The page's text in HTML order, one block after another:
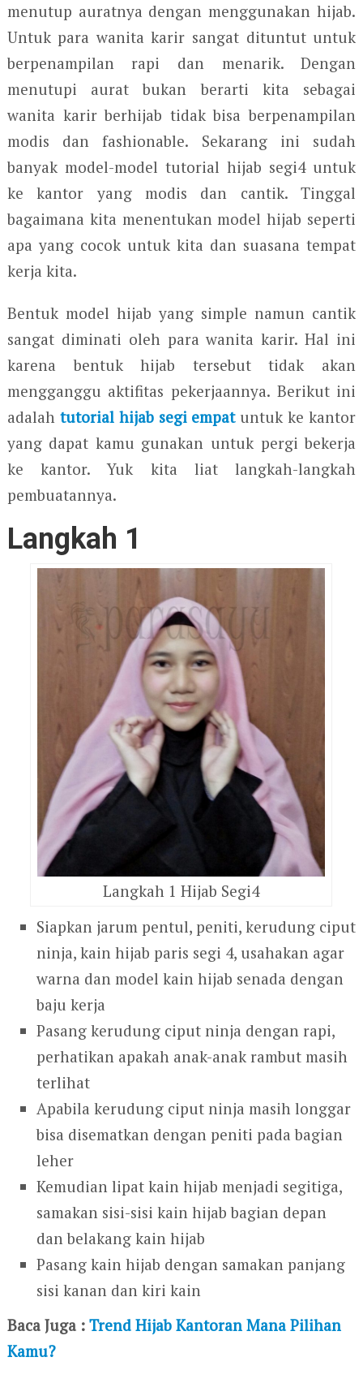
menutup auratnya dengan menggunakan hijab.
Untuk para wanita karir sangat dituntut untuk
berpenampilan rapi dan menarik. Dengan
menutupi aurat bukan berarti kita sebagai
wanita karir berhijab tidak bisa berpenampilan
modis dan fashionable. Sekarang ini sudah
banyak model-model tutorial hijab segi4 untuk
ke kantor yang modis dan cantik. Tinggal
bagaimana kita menentukan model hijab seperti
apa yang cocok untuk kita dan suasana tempat
kerja kita.
Bentuk model hijab yang simple namun cantik
sangat diminati oleh para wanita karir. Hal ini
karena bentuk hijab tersebut tidak akan
mengganggu aktifitas pekerjaannya. Berikut ini
adalah tutorial hijab segi empatuntuk ke kantor
yang dapat kamu gunakan untuk pergi bekerja
ke kantor. Yuk kita liat langkah-langkah
pembuatannya.
Langkah 1
Langkah 1 Hijab Segi4
Siapkan jarum pentul, peniti, kerudung ciput
ninja, kain hijab paris segi 4, usahakan agar
warna dan model kain hijab senada dengan
baju kerja
Pasang kerudung ciput ninja dengan rapi,
perhatikan apakah anak-anak rambut masih
terlihat
Apabila kerudung ciput ninja masih longgar
bisa disematkan dengan peniti pada bagian
leher
Kemudian lipat kain hijab menjadi segitiga,
samakan sisi-sisi kain hijab bagian depan
dan belakang kain hijab
Pasang kain hijab dengan samakan panjang
sisi kanan dan kiri kain
Baca Juga : Trend Hijab Kantoran Mana Pilihan
Kamu?